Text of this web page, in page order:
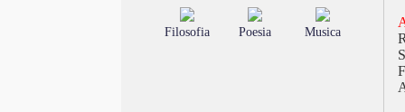
Filosofia Poesia Musica